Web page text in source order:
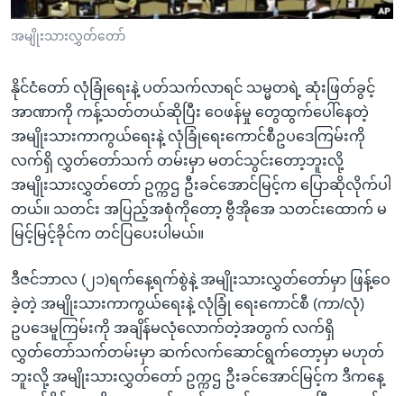
ကျော်
ကြည့်
ရန်
ကျော်
ရန်
ဗွီအိုအေ လူမှုကွန်ယက်များ
ဘာသာစကားများ
အမျိုးသားလွှတ်တော်
နိုင်ငံတော် လုံခြုံရေးနဲ့ ပတ်သက်လာရင် သမ္မတရဲ့ ဆုံးဖြတ်ခွင့်
အာဏာကို ကန့်သတ်တယ်ဆိုပြီး ဝေဖန်မှု တွေထွက်ပေါ်နေတဲ့
အမျိုးသားကာကွယ်ရေးနဲ့ လုံခြုံရေးကောင်စီဥပဒေကြမ်းကို
လက်ရှိ လွှတ်တော်သက် တမ်းမှာ မတင်သွင်းတော့ဘူးလို့
အမျိုးသားလွှတ်တော် ဥက္ကဌ ဦးခင်အောင်မြင့်က ပြောဆိုလိုက်ပါ
တယ်။ သတင်း အပြည့်အစုံကိုတော့ ဗွီအိုအေ သတင်းထောက် မ
မြင့်မြင့်ခိုင်က တင်ပြပေးပါမယ်။
ဒီဇင်ဘာလ (၂၁)ရက်နေ့ရက်စွဲနဲ့ အမျိုးသားလွှတ်တော်မှာ ဖြန့်ဝေ
ခဲ့တဲ့ အမျိုးသားကာကွယ်ရေးနဲ့ လုံခြုံ ရေးကောင်စီ (ကာ/လုံ)
ဥပဒေမူကြမ်းကို အချိန်မလုံလောက်တဲ့အတွက် လက်ရှိ
လွှတ်တော်သက်တမ်းမှာ ဆက်လက်ဆောင်ရွက်တော့မှာ မဟုတ်
ဘူးလို့ အမျိုးသားလွှတ်တော် ဥက္ကဌ ဦးခင်အောင်မြင့်က ဒီကနေ့